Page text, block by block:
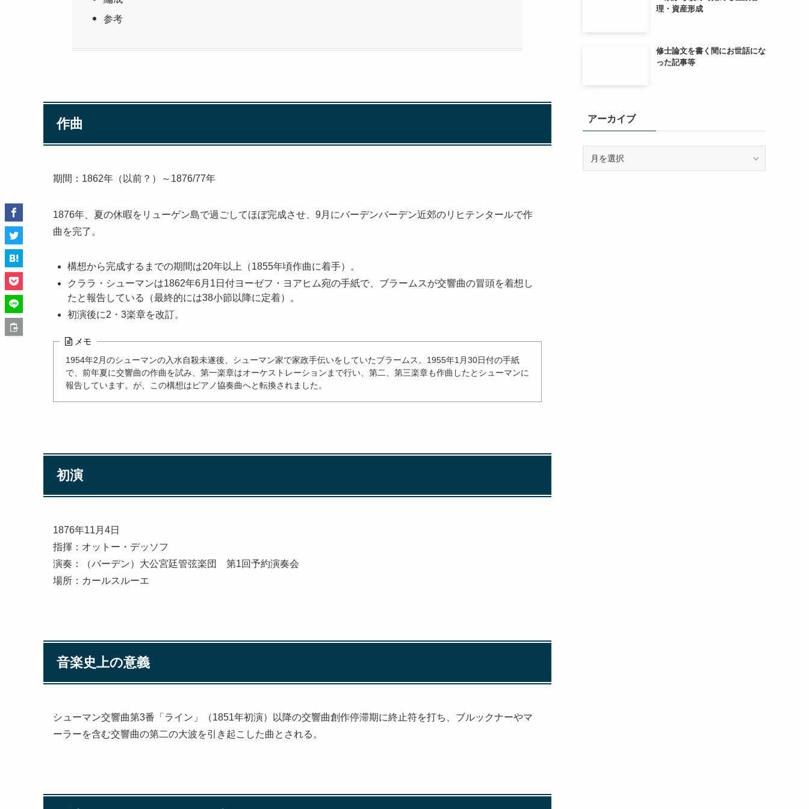
参考
作曲
期間：1862年（以前？）～1876/77年
1876年、夏の休暇をリューゲン島で過ごしてほぼ完成させ、9月にバーデンバーデン近郊のリヒテンタールで作
曲を完了。
構想から完成するまでの期間は20年以上（1855年頃作曲に着手）。
クララ・シューマンは1862年6月1日付ヨーゼフ・ヨアヒム宛の手紙で、ブラームスが交響曲の冒頭を着想し
たと報告している（最終的には38小節以降に定着）。
初演後に2・3楽章を改訂。
メモ
1954年2月のシューマンの入水自殺未遂後、シューマン家で家政手伝いをしていたブラームス。1955年1月30日付の手紙
で、前年夏に交響曲の作曲を試み、第一楽章はオーケストレーションまで行い、第二、第三楽章も作曲したとシューマンに
報告しています。が、この構想はピアノ協奏曲へと転換されました。
初演
1876年11月4日
指揮：オットー・デッソフ
演奏：（バーデン）大公宮廷管弦楽団 第1回予約演奏会
場所：カールスルーエ
音楽史上の意義
シューマン交響曲第3番「ライン」（1851年初演）以降の交響曲創作停滞期に終止符を打ち、ブルックナーやマ
ーラーを含む交響曲の第二の大波を引き起こした曲とされる。
理・資産形成
修士論文を書く間にお世話にな
った記事等
アーカイブ